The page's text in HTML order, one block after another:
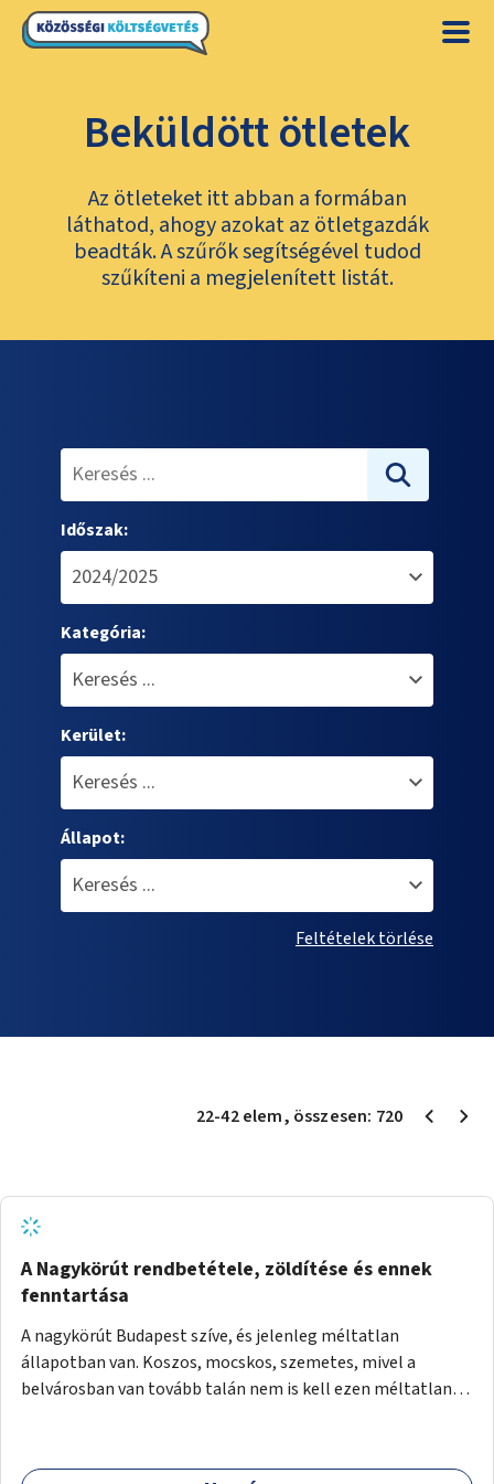
Beküldött ötletek
Az ötleteket itt abban a formában
láthatod, ahogy azokat az ötletgazdák
beadták. A szűrők segítségével tudod
szűkíteni a megjelenített listát.
Időszak:
Kategória:
Kerület:
Állapot:
Feltételek törlése
22-42elem, összesen: 720
A Nagykörút rendbetétele, zöldítése és ennek
fenntartása
A nagykörút Budapest szíve, és jelenleg méltatlan
állapotban van. Koszos, mocskos, szemetes, mivel a
belvárosban van tovább talán nem is kell ezen méltatlan,
tisztán tartásával, és nagy szükség lenne megfelelő